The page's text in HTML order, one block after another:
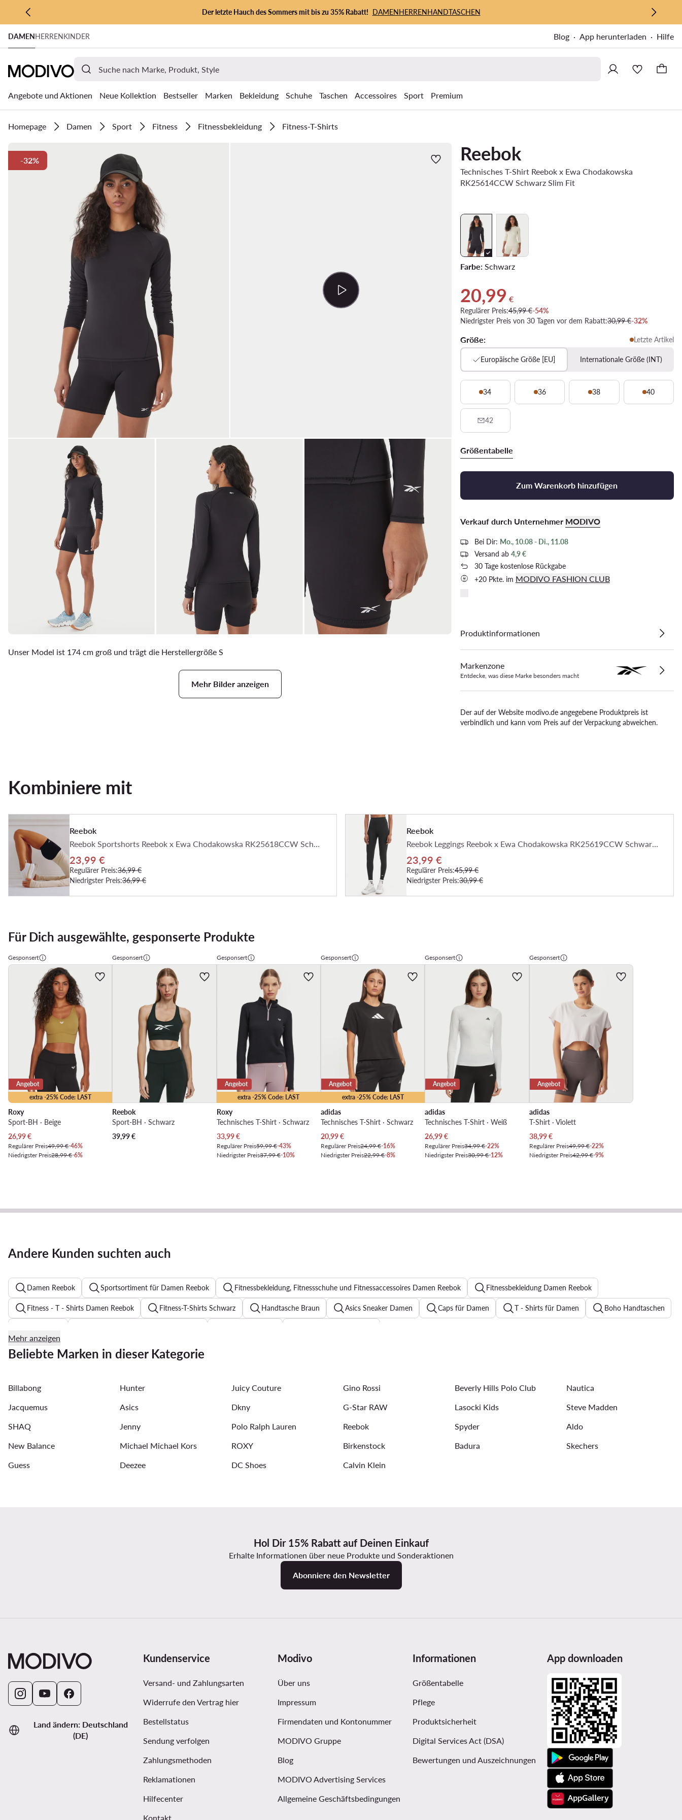
ZUM HAUPTINHALT SPRINGEN
ZUR SUCHE
Der letzte Hauch des Sommers mit bis zu 35% Rabatt! DAMENHERRENHANDTASCHEN
DAMENHERRENKINDER Blog App herunterladen Hilfe
Angebote und Aktionen Neue Kollektion Bestseller Marken Bekleidung Schuhe Taschen Accessoires Sport Premium
Homepage Damen Sport Fitness Fitnessbekleidung Fitness-T-Shirts
Unser Model ist 174 cm groß und trägt die Herstellergröße S
Mehr Bilder anzeigen
-32% Reebok
Technisches T-Shirt Reebok x Ewa Chodakowska
RK25614CCW Schwarz Slim Fit
Farbe:Schwarz
Aktueller Preis 20,99 €
20,99 €
Regulärer Preis:45,99 €-54%
Niedrigster Preis von 30 Tagen vor dem Rabatt:30,99 €-32%
Größe: Letzte Artikel
Europäische Größe [EU] Internationale Größe (INT)
34 36 38 40
42
Größentabelle
Zum Warenkorb hinzufügen
Verkauf durch Unternehmer MODIVO
Bei Dir: Mo., 10.08 - Di., 11.08
Versand ab 4,9 €
30 Tage kostenlose Rückgabe
+20 Pkte. im MODIVO FASHION CLUB
Produktinformationen
Markenzone
Entdecke, was diese Marke besonders macht
Der auf der Website modivo.de angegebene Produktpreis ist
verbindlich und kann vom Preis auf der Verpackung abweichen.
Kombiniere mit
Reebok
Reebok Sportshorts Reebok x Ewa Chodakowska RK25618CCW Schwarz Slim Fit
23,99 €
Regulärer Preis:36,99 €
Niedrigster Preis:36,99 €
Reebok
Reebok Leggings Reebok x Ewa Chodakowska RK25619CCW Schwarz Slim Fit
23,99 €
Regulärer Preis:45,99 €
Niedrigster Preis:30,99 €
Für Dich ausgewählte, gesponserte Produkte
Gesponsert
extra -25% Code: LAST
Angebot
Roxy
Sport-BH · Beige
Aktueller Preis
26,99€
Regulärer Preis49,99 €-46%
Niedrigster Preis28,99 €-6%
Gesponsert
Reebok
Sport-BH · Schwarz
39,99€
Gesponsert
extra -25% Code: LAST
Angebot
Roxy
Technisches T-Shirt · Schwarz
Aktueller Preis
33,99€
Regulärer Preis59,99 €-43%
Niedrigster Preis37,99 €-10%
Gesponsert
extra -25% Code: LAST
Angebot
adidas
Technisches T-Shirt · Schwarz
Aktueller Preis
20,99€
Regulärer Preis24,99 €-16%
Niedrigster Preis22,99 €-8%
Gesponsert
Angebot
adidas
Technisches T-Shirt · Weiß
Aktueller Preis
26,99€
Regulärer Preis34,99 €-22%
Niedrigster Preis30,99 €-12%
Gesponsert
Angebot
adidas
T-Shirt · Violett
Aktueller Preis
38,99€
Regulärer Preis49,99 €-22%
Niedrigster Preis42,99 €-9%
Andere Kunden suchten auch
Damen Reebok Sportsortiment für Damen Reebok Fitnessbekleidung, Fitnessschuhe und Fitnessaccessoires Damen Reebok Fitnessbekleidung Damen Reebok
Fitness - T - Shirts Damen Reebok Fitness-T-Shirts Schwarz Handtasche Braun Asics Sneaker Damen Caps für Damen T - Shirts für Damen Boho Handtaschen
Pumps Schwarz Zehentrenner für Damen
Armbänder für Damen Ohrringe für Damen Sonnenbrillen für Damen Guess Schuhe Damen
Mehr anzeigen
Beliebte Marken in dieser Kategorie
Billabong Hunter Juicy Couture Gino Rossi Beverly Hills Polo Club
Nautica
Jacquemus
Asics Dkny G-Star RAW Lasocki Kids
Steve Madden
SHAQ
Jenny Polo Ralph Lauren Reebok Spyder
Aldo
New Balance
Michael Michael Kors ROXY Birkenstock Badura
Skechers
Guess
Deezee DC Shoes Calvin Klein
Hol Dir 15% Rabatt auf Deinen Einkauf
Erhalte Informationen über neue Produkte und Sonderaktionen
Abonniere den Newsletter
Land ändern: Deutschland
(DE)
Kundenservice
Versand- und Zahlungsarten
Widerrufe den Vertrag hier
Bestellstatus
Sendung verfolgen
Zahlungsmethoden
Reklamationen
Hilfecenter
Kontakt
Modivo
Über uns
Impressum
Firmendaten und Kontonummer
MODIVO Gruppe
Blog
MODIVO Advertising Services
Allgemeine Geschäftsbedingungen
Informationen
Größentabelle
Pflege
Produktsicherheit
Digital Services Act (DSA)
Bewertungen und Auszeichnungen
App downloaden